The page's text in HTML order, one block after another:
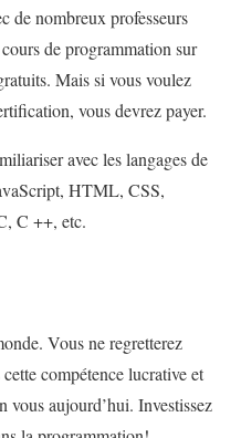
de nombreux professeurs
de programmation sur
Mais si vous voulez
vous devrez payer.
avec les langages de
HTML, CSS,
C ++, etc.
Vous ne regretterez
compétence lucrative et
vous aujourd’hui. Investissez